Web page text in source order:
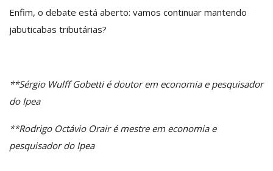
Enfim, o debate está aberto: vamos continuar mantendo
jabuticabas tributárias?
**Sérgio Wulff Gobetti é doutor em economia e pesquisador
do Ipea
**Rodrigo Octávio Orair é mestre em economia e
pesquisador do Ipea